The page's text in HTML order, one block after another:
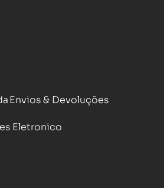
Envios & Devoluções
Eletronico